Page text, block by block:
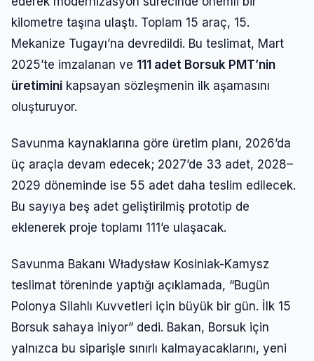
kilometre taşına ulaştı. Toplam 15 araç, 15.
Mekanize Tugayı’na devredildi. Bu teslimat, Mart
2025’te imzalanan ve 111 adet Borsuk PMT’nin
üretimini kapsayan sözleşmenin ilk aşamasını
oluşturuyor.
Savunma kaynaklarına göre üretim planı, 2026’da
üç araçla devam edecek; 2027’de 33 adet, 2028–
2029 döneminde ise 55 adet daha teslim edilecek.
Bu sayıya beş adet geliştirilmiş prototip de
eklenerek proje toplamı 111’e ulaşacak.
Savunma Bakanı Władysław Kosiniak-Kamysz
teslimat töreninde yaptığı açıklamada, “Bugün
Polonya Silahlı Kuvvetleri için büyük bir gün. İlk 15
Borsuk sahaya iniyor” dedi. Bakan, Borsuk için
yalnızca bu siparişle sınırlı kalmayacaklarını, yeni